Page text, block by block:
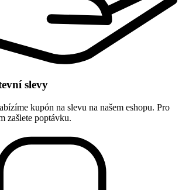
slevy
kupón na slevu na našem eshopu. Pro
zašlete poptávku.